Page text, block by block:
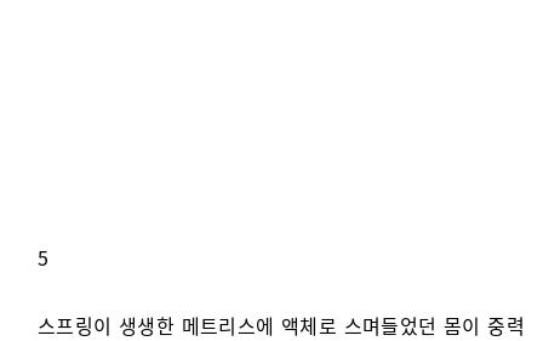
5
스프링이 생생한 메트리스에 액체로 스며들었던 몸이 중력